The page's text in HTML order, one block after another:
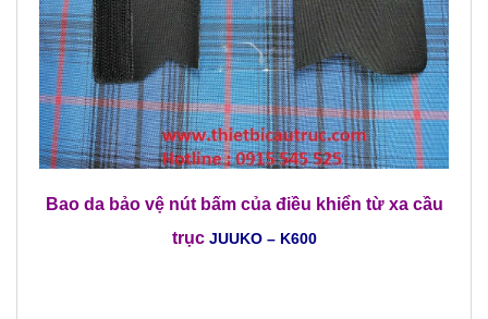
Bao da bảo vệ nút bấm của điều khiển từ xa cầu
trục JUUKO – K600